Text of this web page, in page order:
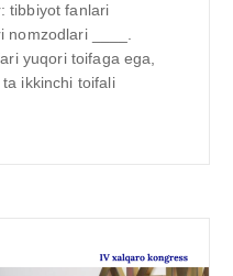
tibbiyot fanlari
____.
yuqori toifaga ega,
ta ikkinchi toifali